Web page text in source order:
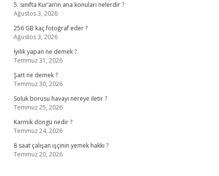
5. sınıfta Kur’an’ın ana konuları nelerdir ?
Ağustos 3, 2026
256 GB kaç fotoğraf eder ?
Ağustos 3, 2026
İyilik yapan ne demek ?
Temmuz 31, 2026
Şart ne demek ?
Temmuz 30, 2026
Soluk borusu havayı nereye iletir ?
Temmuz 25, 2026
Karmik döngü nedir ?
Temmuz 24, 2026
8 saat çalışan işçinin yemek hakkı ?
Temmuz 20, 2026